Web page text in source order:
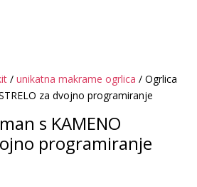
/unikatna makrame ogrlica / Ogrlica
za dvojno programiranje
s KAMENO
programiranje